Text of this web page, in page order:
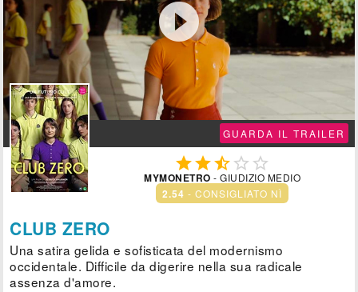

GUARDA IL TRAILER
  
MYMONETRO - GIUDIZIO MEDIO
2.54 - CONSIGLIATO NÌ
CLUB ZERO
Una satira gelida e sofisticata del modernismo
occidentale. Difficile da digerire nella sua radicale
assenza d'amore.